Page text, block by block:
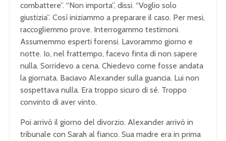
combattere”. “Non importa”, dissi. “Voglio solo
giustizia”. Così iniziammo a preparare il caso. Per mesi,
raccogliemmo prove. Interrogammo testimoni.
Assumemmo esperti forensi. Lavorammo giorno e
notte. Io, nel frattempo, facevo finta di non sapere
nulla. Sorridevo a cena. Chiedevo come fosse andata
la giornata. Baciavo Alexander sulla guancia. Lui non
sospettava nulla. Era troppo sicuro di sé. Troppo
convinto di aver vinto.
Poi arrivò il giorno del divorzio. Alexander arrivò in
tribunale con Sarah al fianco. Sua madre era in prima